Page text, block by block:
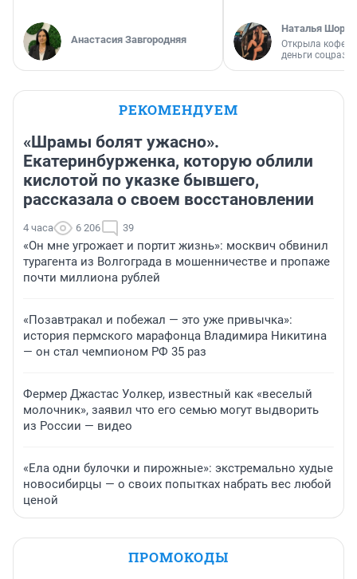
Анастасия Завгородняя
Наталья
Открыла
деньги
РЕКОМЕНДУЕМ
«Шрамы болят ужасно».
Екатеринбурженка, которую облили
кислотой по указке бывшего,
рассказала о своем восстановлении
4 часа 6 206 39
«Он мне угрожает и портит жизнь»: москвич обвинил
турагента из Волгограда в мошенничестве и пропаже
почти миллиона рублей
«Позавтракал и побежал — это уже привычка»:
история пермского марафонца Владимира Никитина
— он стал чемпионом РФ 35 раз
Фермер Джастас Уолкер, известный как «веселый
молочник», заявил что его семью могут выдворить
из России — видео
«Ела одни булочки и пирожные»: экстремально худые
новосибирцы — о своих попытках набрать вес любой
ценой
ПРОМОКОДЫ